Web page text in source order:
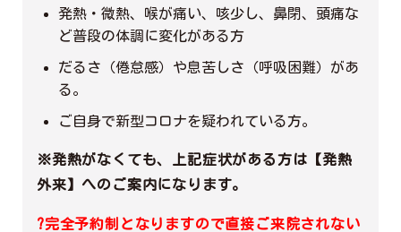
発熱・微熱、喉が痛い、咳少し、鼻閉、頭痛な
ど普段の体調に変化がある方
だるさ（倦怠感）や息苦しさ（呼吸困難）があ
る。
ご自身で新型コロナを疑われている方。
※発熱がなくても、上記症状がある方は【発熱
外来】へのご案内になります。
?完全予約制となりますので直接ご来院されない